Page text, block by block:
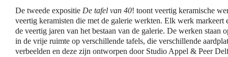
De tweede expositie De tafel van 40! toont veertig keramische
veertig keramisten die met de galerie werkten. Elk werk markeert
de veertig jaren van het bestaan van de galerie. De werken staan
in de vrije ruimte op verschillende tafels, die verschillende
verbeelden en deze zijn ontworpen door Studio Appel & Peer